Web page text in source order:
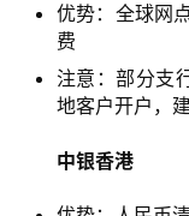
优势：全球网
费
注意：部分支
地客户开户，
中银香港